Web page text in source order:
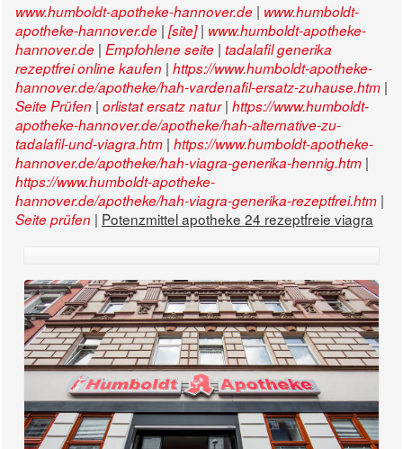
www.humboldt-apotheke-hannover.de | www.humboldt-
apotheke-hannover.de | [site]| www.humboldt-apotheke-
hannover.de | Empfohlene seite | tadalafil generika
rezeptfrei online kaufen | https://www.humboldt-apotheke-
hannover.de/apotheke/hah-vardenafil-ersatz-zuhause.htm |
Seite Prüfen | orlistat ersatz natur| https://www.humboldt-
apotheke-hannover.de/apotheke/hah-alternative-zu-
tadalafil-und-viagra.htm | https://www.humboldt-apotheke-
hannover.de/apotheke/hah-viagra-generika-hennig.htm |
https://www.humboldt-apotheke-
hannover.de/apotheke/hah-viagra-generika-rezeptfrei.htm |
Seite prüfen | Potenzmittel apotheke 24 rezeptfreie viagra